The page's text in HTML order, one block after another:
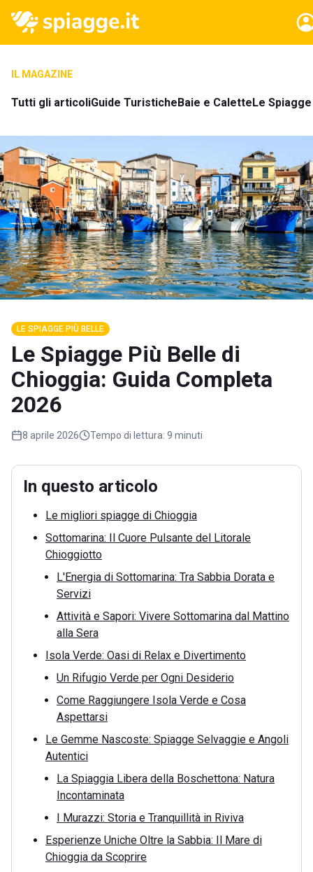
IL MAGAZINE
Tutti gli articoliGuide TuristicheBaie e CaletteLe
LE SPIAGGE PIÙ BELLE
Le Spiagge Più Belle di
Chioggia: Guida Completa
2026
8 aprile 2026 Tempo di lettura: 9 minuti
In questo articolo
Le migliori spiagge di Chioggia
Sottomarina: Il Cuore Pulsante del Litorale
Chioggiotto
L'Energia di Sottomarina: Tra Sabbia Dorata e
Servizi
Attività e Sapori: Vivere Sottomarina dal Mattino
alla Sera
Isola Verde: Oasi di Relax e Divertimento
Un Rifugio Verde per Ogni Desiderio
Come Raggiungere Isola Verde e Cosa
Aspettarsi
Le Gemme Nascoste: Spiagge Selvaggie e Angoli
Autentici
La Spiaggia Libera della Boschettona: Natura
Incontaminata
I Murazzi: Storia e Tranquillità in Riviva
Esperienze Uniche Oltre la Sabbia: Il Mare di
Chioggia da Scoprire